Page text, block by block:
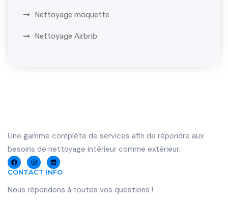
Nettoyage moquette
Nettoyage Airbnb
Une gamme complète de services afin de répondre aux
besoins de nettoyage intérieur comme extérieur.
CONTACT INFO
Nous répondons à toutes vos questions !